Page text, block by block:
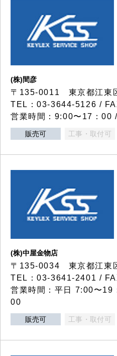
(株)間彦
〒135-0011 東京都江東
TEL：03-3644-5126 /
営業時間：9:00〜17：00
販売可 工事・取付可
(株)中屋金物店
〒135-0034 東京都江東
TEL：03-3641-2401 /
営業時間：平日 7:00〜
00
販売可 工事・取付可